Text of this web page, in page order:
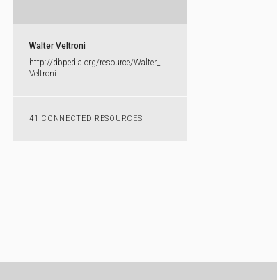
Walter Veltroni
http:​/​/​dbpedia.​org/​resource/​Walter_​
Veltroni
41 CONNECTED RESOURCES